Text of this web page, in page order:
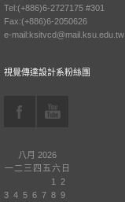
Tel:(+886)6-2727175 #301
Fax:(+886)6-2050626
e-mail:ksitvcd@mail.ksu.edu.tw
視覺傳達設計系粉絲團
八月 2026
一 二 三 四 五六 日
1
2
3 4 5 6 7 8 9